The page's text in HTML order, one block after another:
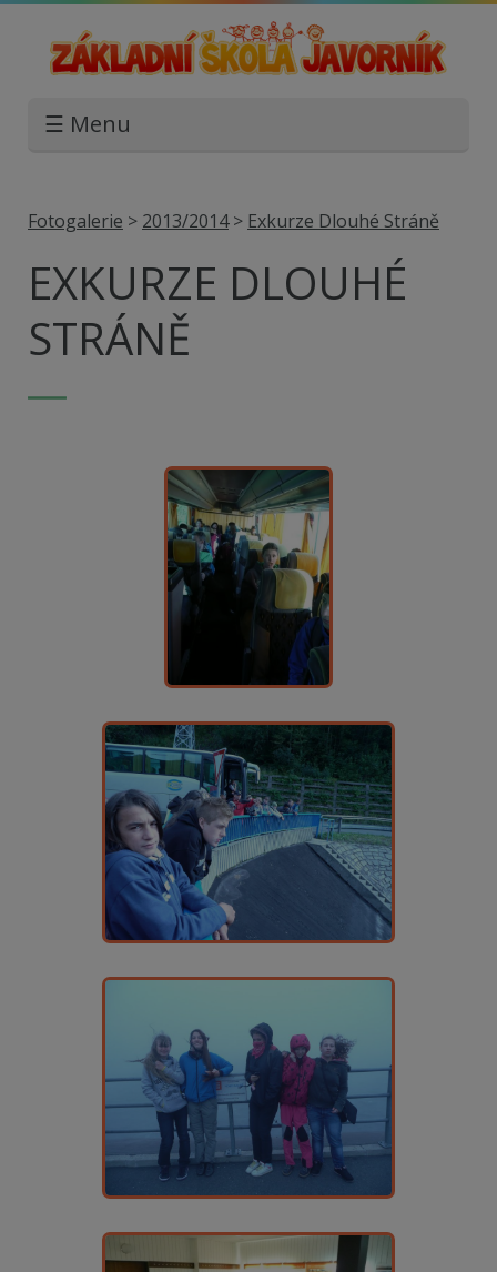
☰ Menu
Fotogalerie > 2013/2014> Exkurze Dlouhé Stráně
EXKURZE DLOUHÉ
STRÁNĚ